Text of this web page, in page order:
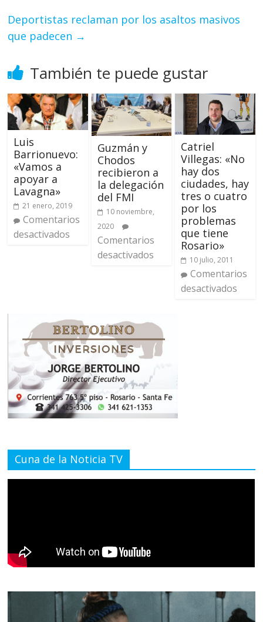
Deportistas reclaman por los asaltos masivos
que padecen →
También te puede gustar
Luis
Barrionuevo:
«Vamos a
apoyar a
Lavagna»
21 enero, 2019
Comentarios
desactivados
Guzmán y
Chodos
recibieron a
la delegación
del FMI
10 noviembre,
2020
Comentarios
desactivados
Catriel
Villegas: «No
hay dos
ciudades, hay
tres o cuatro
por los
problemas
que tiene
Rosario»
10 julio, 2011
Comentarios
desactivados
Cuna de la Noticia TV